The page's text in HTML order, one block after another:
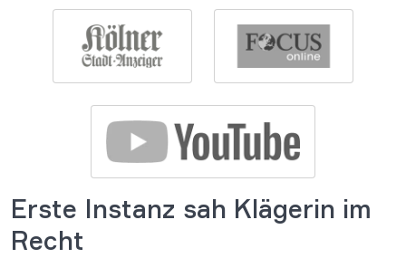
Erste Instanz sah Klägerin im
Recht